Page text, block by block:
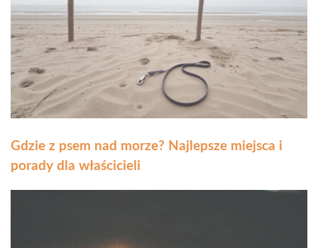
Gdzie z psem nad morze? Najlepsze miejsca i
porady dla właścicieli